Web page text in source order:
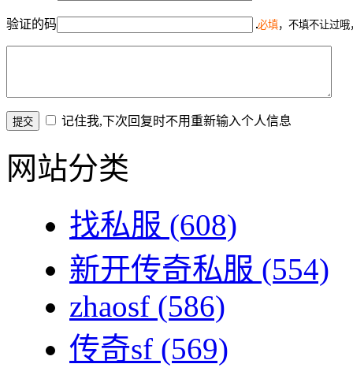
验证的码 必填，不填不让过
记住我,下次回复时不用重新输入个人信息
网站分类
找私服 (608)
新开传奇私服 (554)
zhaosf (586)
传奇sf (569)